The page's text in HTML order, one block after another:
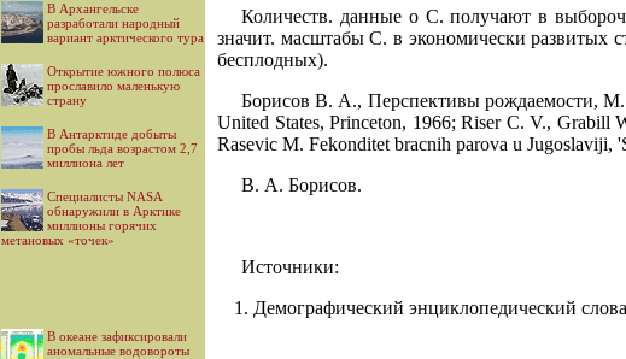
В Архангельске
разработали народный
вариант арктического тура
Открытие южного полюса
прославило маленькую
страну
В Антарктиде добыты
пробы льда возрастом 2,7
миллиона лет
Специалисты NASA
обнаружили в Арктике
миллионы горячих
метановых «точек»
В океане зафиксировали
аномальные водовороты
Количеств. данные о С. получают в
значит. масштабы С. в экономически развитых
бесплодных).
Борисов В. А., Перспективы рождаемости, М.
United States, Princeton, 1966; Riser C. V., Grabill
Raseviс М. Fekonditet bracnih parova u Jugoslaviji,
В. А. Борисов.
Источники:
Демографический энциклопедический